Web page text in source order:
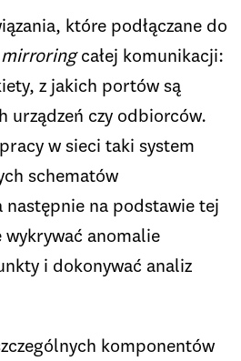
które podłączane do
mirroringcałej komunikacji:
z jakich portów są
urządzeń czy odbiorców.
w sieci taki system
schematów
następnie na podstawie tej
anomalie
i dokonywać analiz
komponentów